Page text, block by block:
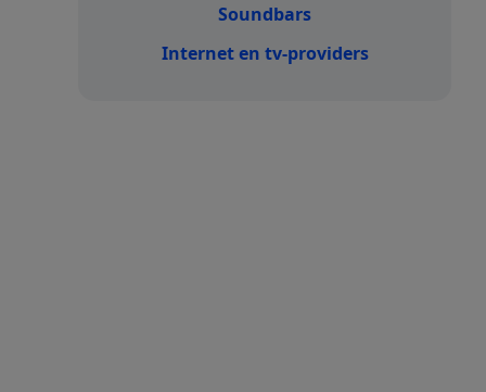
Soundbars
Internet en tv-providers